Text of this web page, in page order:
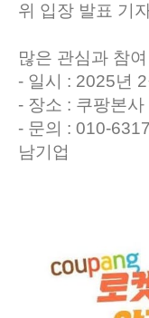
위 입장 발표 기
많은 관심과 참
- 일시 : 2025년
- 장소 : 쿠팡본
- 문의 : 010-
남기업